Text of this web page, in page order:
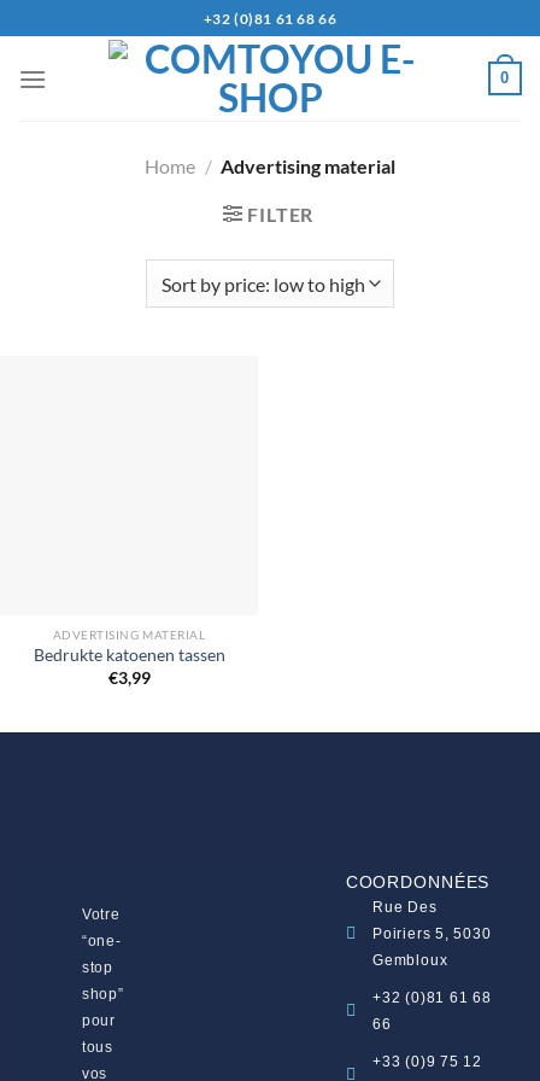
+32 (0)81 61 68 66
0
Home / Advertising material
FILTER
ADVERTISING MATERIAL
Bedrukte katoenen tassen
€3,99
Votre
“one-
stop
shop”
pour
tous
vos
COORDONNÉES
Rue Des
Poiriers 5, 5030
Gembloux
+32 (0)81 61 68
66
+33 (0)9 75 12